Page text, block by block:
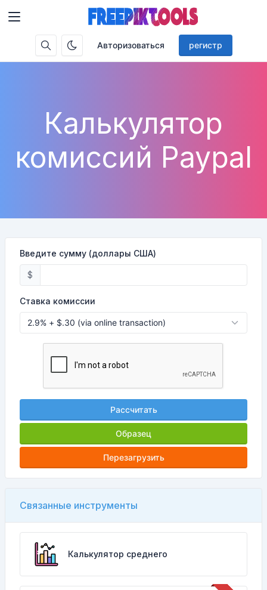
Авторизоваться регистр
Калькулятор
комиссий Paypal
Введите сумму (доллары США)
$
Ставка комиссии
Рассчитать
Образец
Перезагрузить
Связанные инструменты
Калькулятор среднего